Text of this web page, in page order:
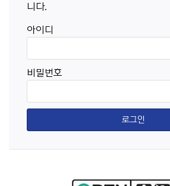
니다.
아이디
비밀번호